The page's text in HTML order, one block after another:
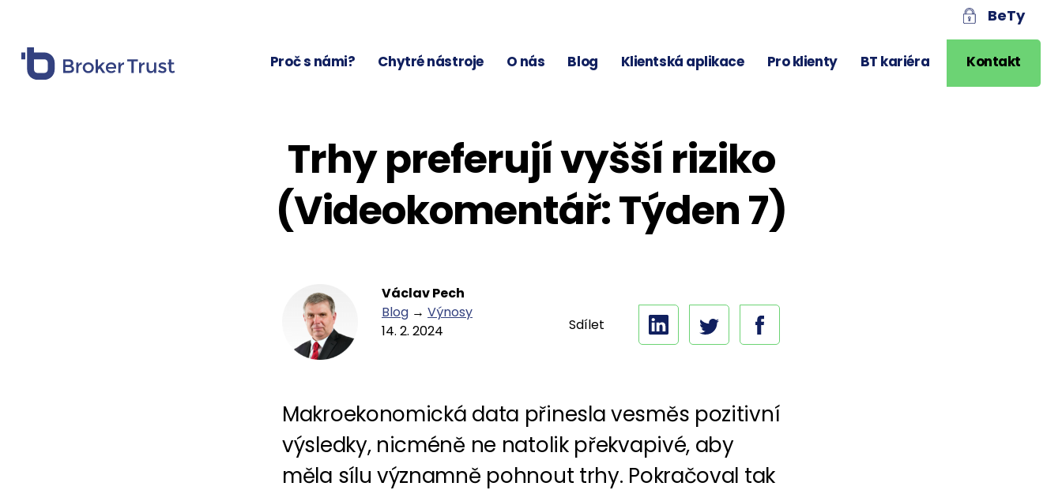
Proč s námi? Chytré nástroje O nás Blog Klientská aplikace Pro klienty BT kariéra Kontakt
BeTy
Trhy preferují vyšší riziko
(Videokomentář: Týden 7)
Václav Pech
Blog → Výnosy
14. 2. 2024
Sdílet
Makroekonomická data přinesla vesměs pozitivní
výsledky, nicméně ne natolik překvapivé, aby
měla sílu významně pohnout trhy. Pokračoval tak